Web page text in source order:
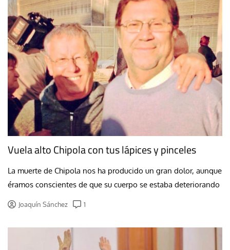
Vuela alto Chipola con tus lápices y pinceles
La muerte de Chipola nos ha producido un gran dolor, aunque
éramos conscientes de que su cuerpo se estaba deteriorando
Joaquín Sánchez 1